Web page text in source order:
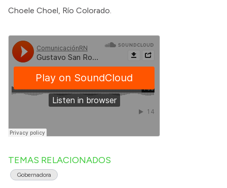
Choele Choel, Río Colorado.
TEMAS RELACIONADOS
Gobernadora